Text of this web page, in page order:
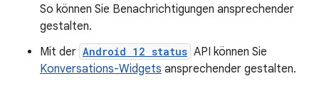
So können Sie Benachrichtigungen ansprechender
gestalten.
Mit der Android 12 status API können Sie
Konversations-Widgets ansprechender gestalten.